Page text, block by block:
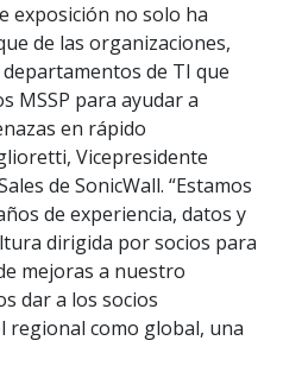
exposición no solo ha
de las organizaciones,
de TI que
MSSP para ayudar a
en rápido
Vicepresidente
de SonicWall. “Estamos
de experiencia, datos y
dirigida por socios para
mejoras a nuestro
dar a los socios
regional como global, una